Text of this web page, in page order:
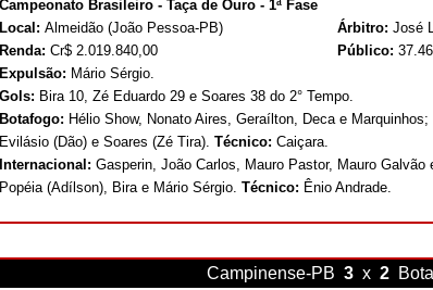
Campeonato Brasileiro - Taça de Ouro - 1ª Fase
Local: Almeidão (João Pessoa-PB) Árbitro: José
Renda: Cr$ 2.019.840,00 Público:
Expulsão: Mário Sérgio.
Gols: Bira 10, Zé Eduardo 29 e Soares 38 do 2° Tempo.
Botafogo: Hélio Show, Nonato Aires, Geraílton, Deca e
Evilásio (Dão) e Soares (Zé Tira). Técnico: Caiçara.
Internacional: Gasperin, João Carlos, Mauro Pastor, Mauro
Popéia (Adílson), Bira e Mário Sérgio. Técnico: Ênio Andrade.
Campinense-PB 3 x 2